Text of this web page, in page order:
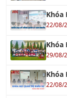
Khóa
22/08/
Khóa
29/08/
Khóa
22/08/